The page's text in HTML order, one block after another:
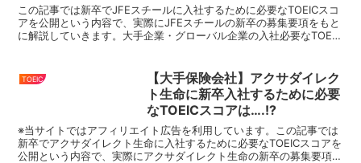
この記事では新卒でJFEスチールに入社するために必要なTOEICスコ
アを公開という内容で、実際にJFEスチールの新卒の募集要項をもと
に解説していきます。大手企業・グローバル企業の入社必要なTOEIC
TOEIC
【大手保険会社】アクサダイレク
ト生命に新卒入社するために必要
なTOEICスコアは….!?
※当サイトではアフィリエイト広告を利用しています。この記事では
新卒でアクサダイレクト生命に入社するために必要なTOEICスコアを
公開という内容で、実際にアクサダイレクト生命の新卒の募集要項を